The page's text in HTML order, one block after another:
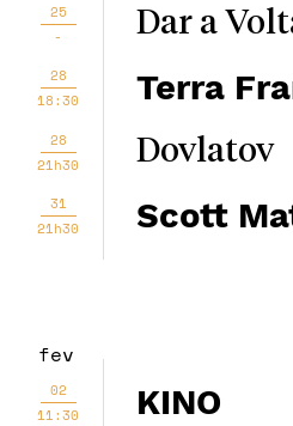
25
-
Dar a
28
18:30
Terra
28
21h30
Dovlatov
31
21h30
Scott
fev
02
11:30
KINO